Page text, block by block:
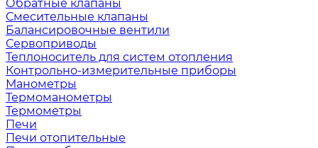
Обратные клапаны
Смесительные клапаны
Балансировочные вентили
Сервоприводы
Теплоноситель для систем отопления
Контрольно-измерительные приборы
Манометры
Термоманометры
Термометры
Печи
Печи отопительные